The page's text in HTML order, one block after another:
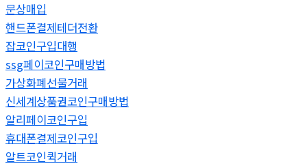
문상매입
핸드폰결제테더전환
잡코인구입대행
ssg페이코인구매방법
가상화폐선물거래
신세계상품권코인구매방법
알리페이코인구입
휴대폰결제코인구입
알트코인퀵거래